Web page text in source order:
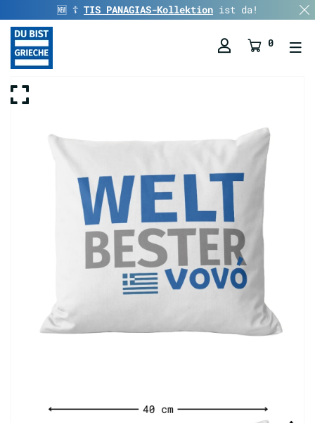
🆕 ☦️ TIS PANAGIAS-Kollektion ist da!
0